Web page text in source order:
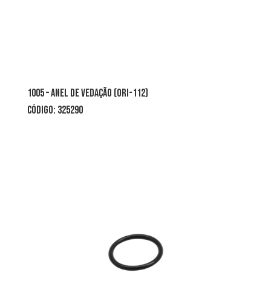
1005 – anel de vedação (ori-112)
CÓDIGO: 325290